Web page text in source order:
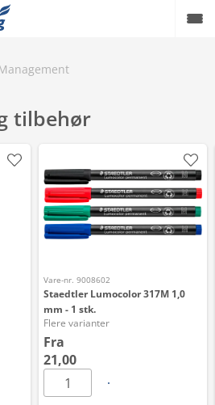
tilbehør
Vare-nr. 9008602
Staedtler Lumocolor 317M 1,0
mm - 1 stk.
Flere varianter
Fra
21,00